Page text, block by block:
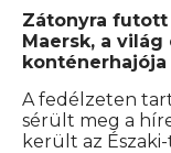
Zátonyra futott
Maersk, a
konténerhajója
A fedélzeten
sérült meg a
került az